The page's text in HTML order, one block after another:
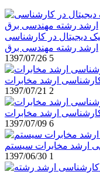
دیجیتال در کارشناسی
ارشد رشته مهندسی برق
1397/07/26 5
ارشد مخابرات
1397/07/21 2
ارشد مخابرات
1397/07/09 6
ارشد مخابرات سیستم
1397/06/30 1